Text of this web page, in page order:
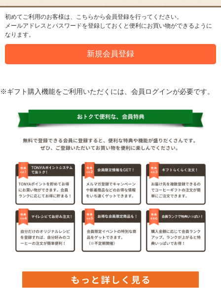
初めてご利用のお客様は、こちらから会員登録を行ってください。
メールアドレスとパスワードを登録しておくと便利にお買い物ができるように
なります。
※ギフト購入機能をご利用いただくには、会員ログインが必要です。